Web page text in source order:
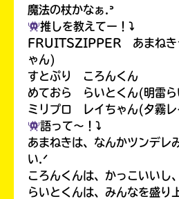
魔法の杖かなぁ.ᐣ
推しを教えてー！⤵︎
FRUITSZIPPER あまねき
ゃん)
すとぷり ころんくん
めておら らいとくん(明雷ら
ミリプロ レイちゃん(夕霧レ
語って〜！⤵︎
あまねきは、なんかツンデレ
い.ᐟ
ころんくんは、かっこいいし
らいとくんは、みんなを盛り